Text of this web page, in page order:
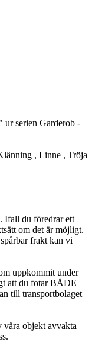
ur serien Garderob -
, Linne , Tröja
Ifall du föredrar ett
om det är möjligt.
frakt kan vi
uppkommit under
att du fotar BÅDE
till transportbolaget
objekt avvakta